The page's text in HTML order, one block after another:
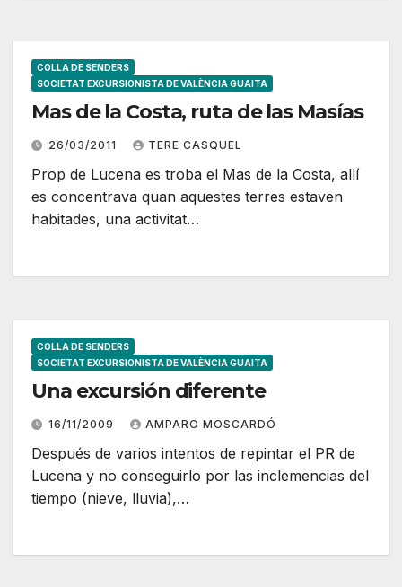
COLLA DE SENDERS
SOCIETAT EXCURSIONISTA DE VALÈNCIA GUAITA
Mas de la Costa, ruta de las Masías
26/03/2011 TERE CASQUEL
Prop de Lucena es troba el Mas de la Costa, allí
es concentrava quan aquestes terres estaven
habitades, una activitat…
COLLA DE SENDERS
SOCIETAT EXCURSIONISTA DE VALÈNCIA GUAITA
Una excursión diferente
16/11/2009 AMPARO MOSCARDÓ
Después de varios intentos de repintar el PR de
Lucena y no conseguirlo por las inclemencias del
tiempo (nieve, lluvia),…